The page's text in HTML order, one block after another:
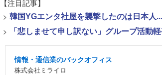
【注目記事】
> 韓国YGエンタ社屋を襲撃したのは日本人
> 「悲しませて申し訳ない」グループ活動
情報・通信業のバックオフィス
株式会社ミライロ